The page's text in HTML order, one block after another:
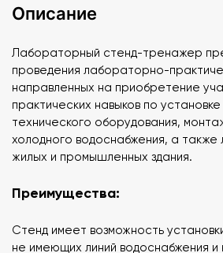
Описание
Лабораторный стенд-тренажер
проведения лабораторно-
направленных на приобретение
практических навыков по
технического оборудования,
холодного водоснабжения, а также
жилых и промышленных здания.
Преимущества:
Стенд имеет возможность
не имеющих линий водоснабжения и